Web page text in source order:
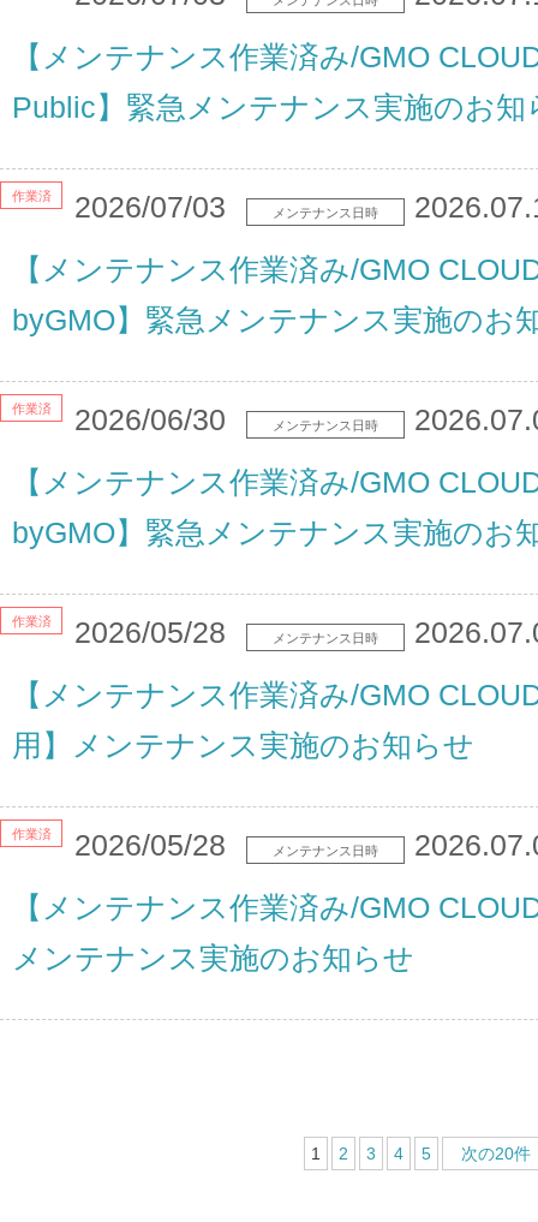
【メンテナンス作業済み/GMO
Public】緊急メンテナンス実施のお知
2026/07/03 メンテナンス日時
作業済
【メンテナンス作業済み/GMO
byGMO】緊急メンテナンス実施のお
2026/06/30 メンテナンス日時
作業済
【メンテナンス作業済み/GMO
byGMO】緊急メンテナンス実施のお
2026/05/28 メンテナンス日時
作業済
【メンテナンス作業済み/GMO
用】メンテナンス実施のお知らせ
2026/05/28 メンテナンス日時
作業済
【メンテナンス作業済み/GMO
メンテナンス実施のお知らせ
1 2 3 4 5 次の20件